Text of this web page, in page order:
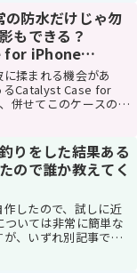
の防水だけじゃ勿
もできる？
for iPhone
揉まれる機会があ
るCatalyst Case for
併せてこのケースの普
りをした結果ある
ので誰か教えてく
したので、試しに近
いては非常に簡単な
、いずれ別記事で書